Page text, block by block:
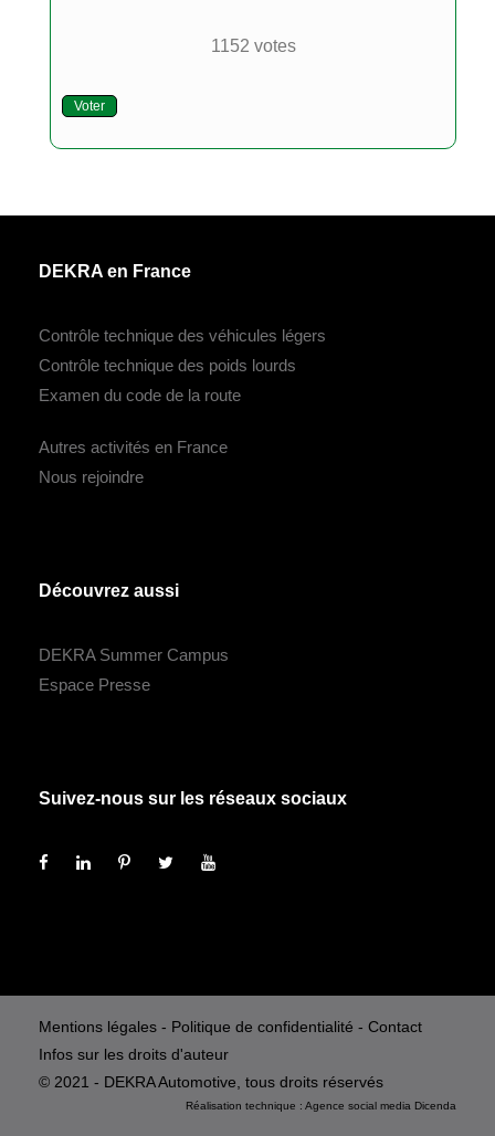
1152 votes
Voter
DEKRA en France
Contrôle technique des véhicules légers
Contrôle technique des poids lourds
Examen du code de la route
Autres activités en France
Nous rejoindre
Découvrez aussi
DEKRA Summer Campus
Espace Presse
Suivez-nous sur les réseaux sociaux
Mentions légales - Politique de confidentialité - Contact
Infos sur les droits d'auteur
© 2021 - DEKRA Automotive, tous droits réservés
Réalisation technique : Agence social media Dicenda